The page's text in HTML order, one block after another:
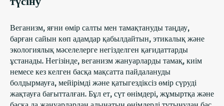
Веганизм, яғни өмір салты мен тамақтануды таңдау,
барған сайын көп адамдар қабылдайтын, этикалық және
экологиялық мәселелерге негізделген қағидаттарды
ұстанады. Негізінде, веганизм жануарларды тамақ, киім
немесе кез келген басқа мақсатта пайдалануды
болдырмауға, мейірімді және қатыгездіксіз өмір сүруді
жақтауға бағытталған. Бұл ет, сүт өнімдері, жұмыртқа және